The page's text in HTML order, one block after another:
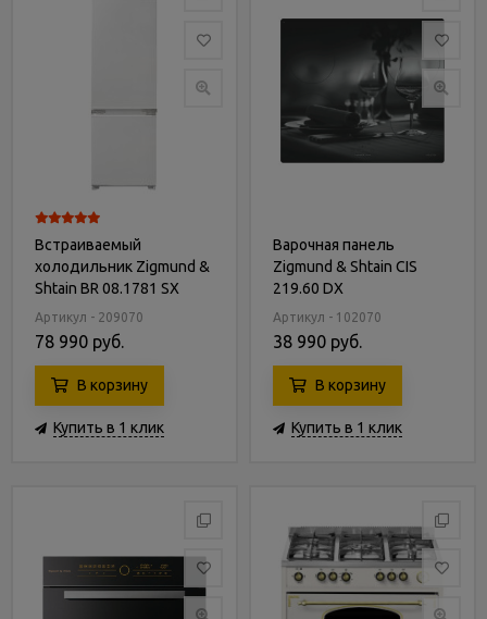
Встраиваемый
холодильник Zigmund &
Shtain BR 08.1781 SX
Артикул - 209070
78 990 руб.
В корзину
Купить в 1 клик
Варочная панель
Zigmund & Shtain CIS
219.60 DX
Артикул - 102070
38 990 руб.
В корзину
Купить в 1 клик